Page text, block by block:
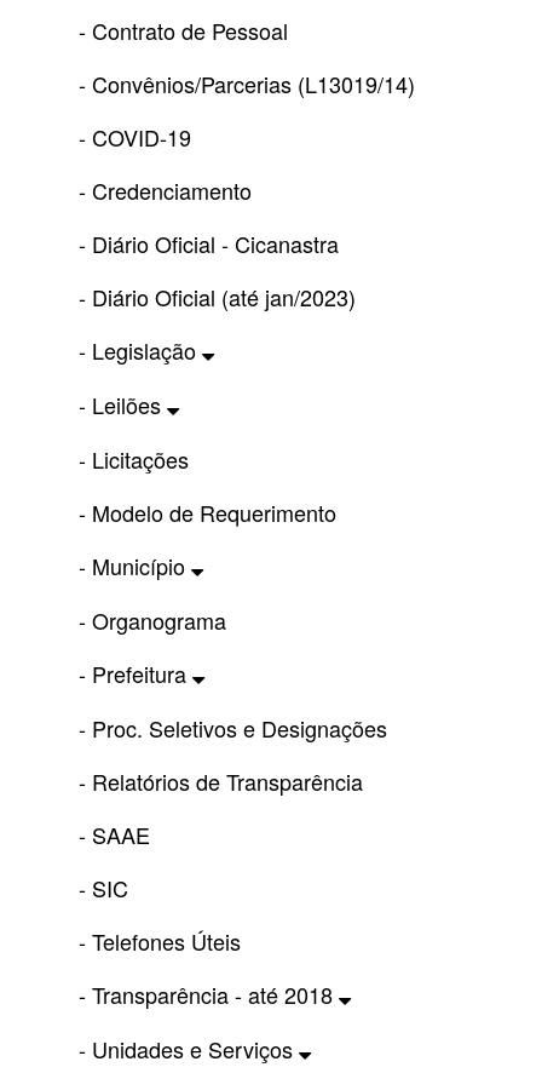
- Contrato de Pessoal
- Convênios/Parcerias (L13019/14)
- COVID-19
- Credenciamento
- Diário Oficial - Cicanastra
- Diário Oficial (até jan/2023)
- Legislação
- Leilões
- Licitações
- Modelo de Requerimento
- Município
- Organograma
- Prefeitura
- Proc. Seletivos e Designações
- Relatórios de Transparência
- SAAE
- SIC
- Telefones Úteis
- Transparência - até 2018
- Unidades e Serviços